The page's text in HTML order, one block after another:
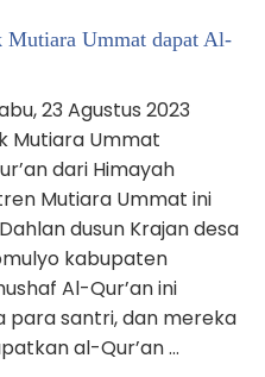
Ummat dapat Al-
23 Agustus 2023
Mutiara Ummat
dari Himayah
Mutiara Ummat ini
dusun Krajan desa
kabupaten
Al-Qur’an ini
para santri, dan mereka
al-Qur’an …